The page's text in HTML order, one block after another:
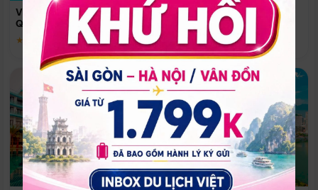
Vinpearl Resort & Spa Phu
Quoc
★ 5.0
Quoc
Phú Quốc
★ 5.0